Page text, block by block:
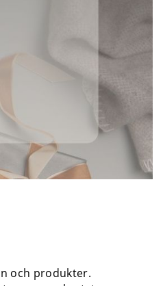
och produkter.